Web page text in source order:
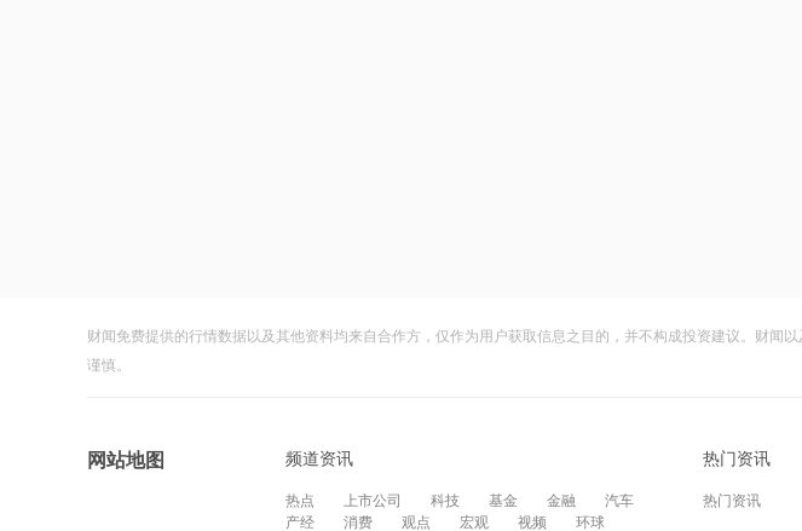
财闻免费提供的行情数据以及其他资料均来自合作方，仅作为用户获取信息之目的，并不构成投资建议。财
谨慎。
网站地图 频道资讯
热点 上市公司 科技 基金 金融
汽车
产经
消费 观点 宏观 视频 环球
热门资讯
热门资讯